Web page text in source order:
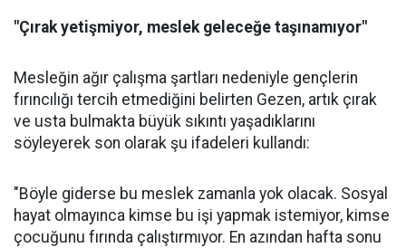
"Çırak yetişmiyor, meslek geleceğe taşınamıyor"
Mesleğin ağır çalışma şartları nedeniyle gençlerin
fırıncılığı tercih etmediğini belirten Gezen, artık çırak
ve usta bulmakta büyük sıkıntı yaşadıklarını
söyleyerek son olarak şu ifadeleri kullandı:
"Böyle giderse bu meslek zamanla yok olacak. Sosyal
hayat olmayınca kimse bu işi yapmak istemiyor, kimse
çocuğunu fırında çalıştırmıyor. En azından hafta sonu